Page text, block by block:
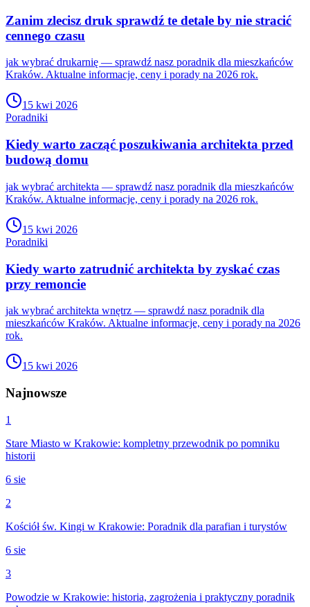
Zanim zlecisz druk sprawdź te detale by nie stracić
cennego czasu
jak wybrać drukarnię — sprawdź nasz poradnik dla mieszkańców
Kraków. Aktualne informacje, ceny i porady na 2026 rok.
15 kwi 2026
Poradniki
Kiedy warto zacząć poszukiwania architekta przed
budową domu
jak wybrać architekta — sprawdź nasz poradnik dla mieszkańców
Kraków. Aktualne informacje, ceny i porady na 2026 rok.
15 kwi 2026
Poradniki
Kiedy warto zatrudnić architekta by zyskać czas
przy remoncie
jak wybrać architekta wnętrz — sprawdź nasz poradnik dla
mieszkańców Kraków. Aktualne informacje, ceny i porady na 2026
rok.
15 kwi 2026
Najnowsze
1
Stare Miasto w Krakowie: kompletny przewodnik po pomniku
historii
6 sie
2
Kościół św. Kingi w Krakowie: Poradnik dla parafian i turystów
6 sie
3
Powodzie w Krakowie: historia, zagrożenia i praktyczny poradnik